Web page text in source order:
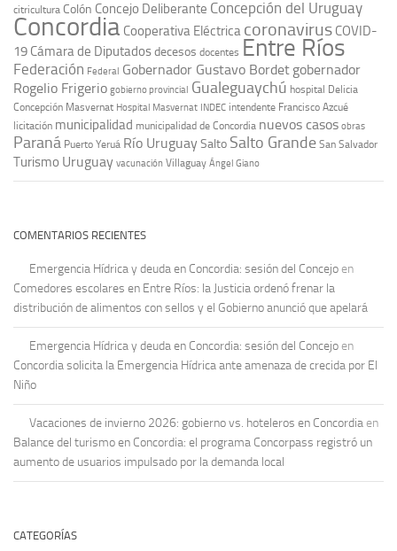
citricultura Colón Concejo Deliberante Concepción del Uruguay
Concordia Cooperativa Eléctrica coronavirus COVID-
19 Cámara de Diputadosdecesos docentes Entre Ríos
Federación Federal Gobernador Gustavo Bordet gobernador
Rogelio Frigerio gobierno provincial Gualeguaychú hospital Delicia
Concepción Masvernat Hospital Masvernat INDEC intendente Francisco Azcué
licitación municipalidad municipalidad de Concordia nuevos casos obras
Paraná Puerto Yeruá Río UruguaySalto Salto Grande San Salvador
Turismo Uruguay vacunación Villaguay Ángel Giano
COMENTARIOS RECIENTES
Emergencia Hídrica y deuda en Concordia: sesión del Concejo en
Comedores escolares en Entre Ríos: la Justicia ordenó frenar la
distribución de alimentos con sellos y el Gobierno anunció que apelará
Emergencia Hídrica y deuda en Concordia: sesión del Concejo en
Concordia solicita la Emergencia Hídrica ante amenaza de crecida por El
Niño
Vacaciones de invierno 2026: gobierno vs. hoteleros en Concordia en
Balance del turismo en Concordia: el programa Concorpass registró un
aumento de usuarios impulsado por la demanda local
CATEGORÍAS